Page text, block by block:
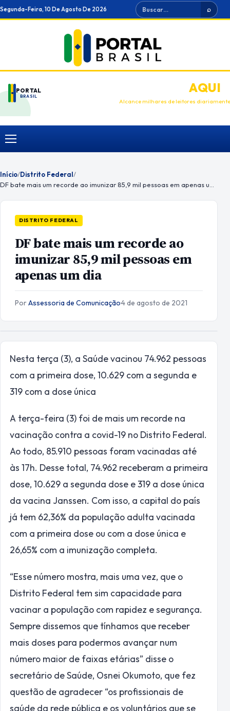
Ir
para
Segunda-Feira, 10 De Agosto De 2026 Buscar ⌕
PORTAL
BRASIL
ANUNCIEAQUI
Alcance milhares de leitores diariamente
Menu
Início/Distrito Federal/
DISTRITO FEDERAL
DF bate mais um recorde ao
imunizar 85,9 mil pessoas em
apenas um dia
PorAssessoria de Comunicação·4 de agosto de 2021
Nesta terça (3), a Saúde vacinou 74.962 pessoas
com a primeira dose, 10.629 com a segunda e
319 com a dose única
A terça-feira (3) foi de mais um recorde na
vacinação contra a covid-19 no Distrito Federal.
Ao todo, 85.910 pessoas foram vacinadas até
às 17h. Desse total, 74.962 receberam a primeira
dose, 10.629 a segunda dose e 319 a dose única
da vacina Janssen. Com isso, a capital do país
já tem 62,36% da população adulta vacinada
com a primeira dose ou com a dose única e
26,65% com a imunização completa.
“Esse número mostra, mais uma vez, que o
Distrito Federal tem sim capacidade para
vacinar a população com rapidez e segurança.
Sempre dissemos que tínhamos que receber
mais doses para podermos avançar num
número maior de faixas etárias” disse o
secretário de Saúde, Osnei Okumoto, que fez
questão de agradecer “os profissionais de
saúde da rede pública e os voluntários que se